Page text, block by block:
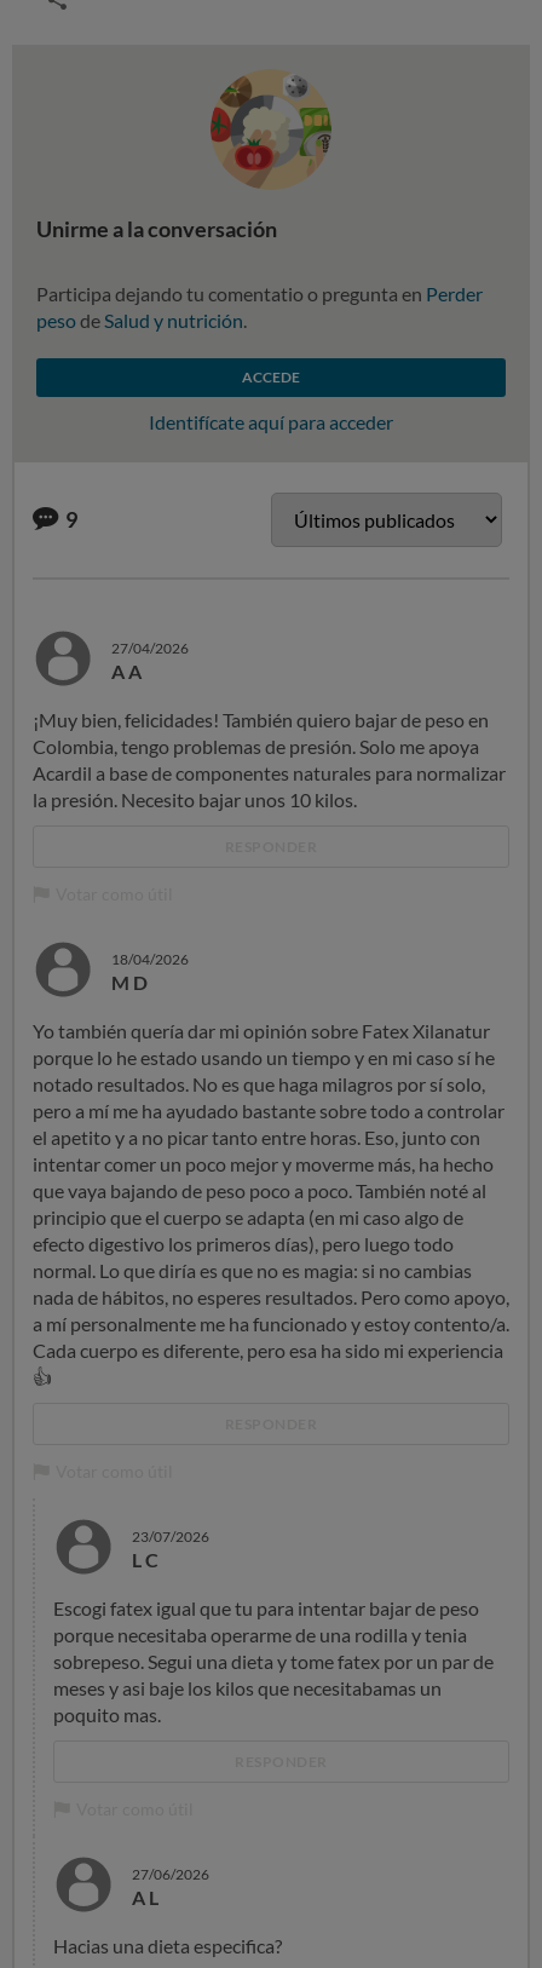
Unirme a la conversación
Participa dejando tu comentatio o pregunta en Perder
pesodeSalud y nutrición.
ACCEDE
Identifícate aquí para acceder
9
27/04/2026
A A
¡Muy bien, felicidades! También quiero bajar de peso en
Colombia, tengo problemas de presión. Solo me apoya
Acardil a base de componentes naturales para normalizar
la presión. Necesito bajar unos 10 kilos.
18/04/2026
M D
Yo también quería dar mi opinión sobre Fatex Xilanatur
porque lo he estado usando un tiempo y en mi caso sí he
notado resultados. No es que haga milagros por sí solo,
pero a mí me ha ayudado bastante sobre todo a controlar
el apetito y a no picar tanto entre horas. Eso, junto con
intentar comer un poco mejor y moverme más, ha hecho
que vaya bajando de peso poco a poco. También noté al
principio que el cuerpo se adapta (en mi caso algo de
efecto digestivo los primeros días), pero luego todo
normal. Lo que diría es que no es magia: si no cambias
nada de hábitos, no esperes resultados. Pero como apoyo,
a mí personalmente me ha funcionado y estoy contento/a.
Cada cuerpo es diferente, pero esa ha sido mi experiencia
👍
23/07/2026
L C
Escogi fatex igual que tu para intentar bajar de peso
porque necesitaba operarme de una rodilla y tenia
sobrepeso. Segui una dieta y tome fatex por un par de
meses y asi baje los kilos que necesitabamas un
poquito mas.
27/06/2026
A L
Hacias una dieta especifica?